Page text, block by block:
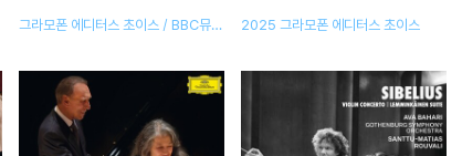
그라모폰 에디터스 초이스 / BBC뮤직
2025 그라모폰 에디터스 초이스